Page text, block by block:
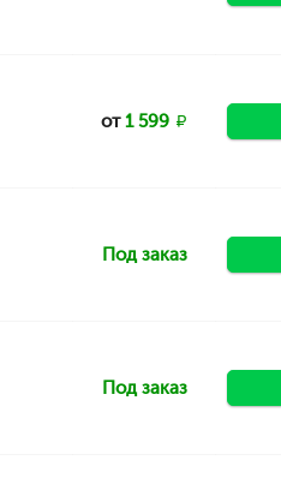
от1 599
Под заказ
Под заказ